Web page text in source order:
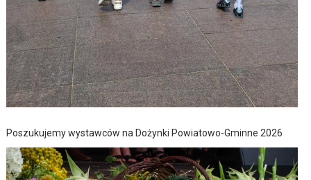
Poszukujemy wystawców na Dożynki Powiatowo-Gminne 2026